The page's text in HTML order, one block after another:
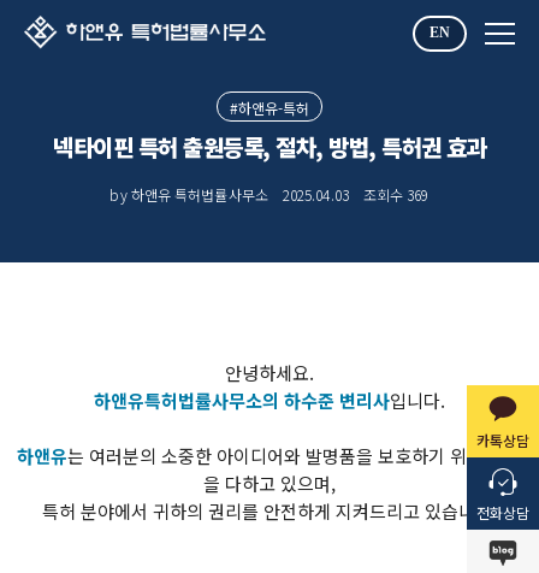
EN
카톡상담
전화상담
#하앤유-특허
넥타이핀 특허 출원등록, 절차, 방법, 특허권 효과
by 하앤유 특허법률사무소 2025.04.03 조회수 369
안녕하세요.
하앤유특허법률사무소의 하수준 변리사입니다.
​하앤유는 여러분의 소중한 아이디어와 발명품을 보호하기 위해 최선
을 다하고 있으며,
특허 분야에서 귀하의 권리를 안전하게 지켜드리고 있습니다.